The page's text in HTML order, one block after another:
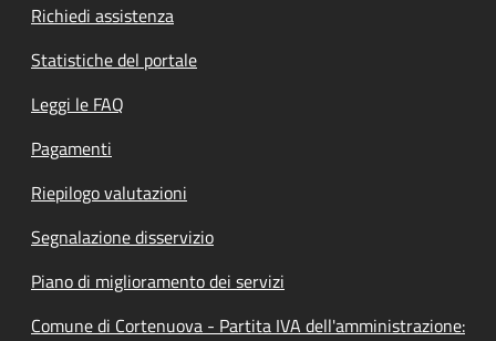
Richiedi assistenza
Statistiche del portale
Leggi le FAQ
Pagamenti
Riepilogo valutazioni
Segnalazione disservizio
Piano di miglioramento dei servizi
Comune di Cortenuova - Partita IVA dell'amministrazione: